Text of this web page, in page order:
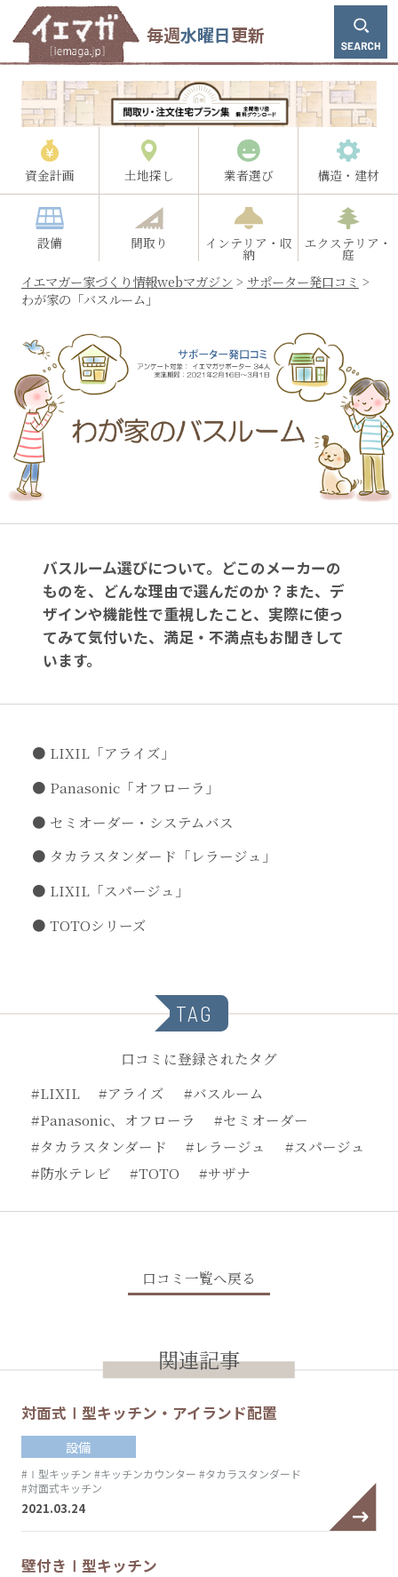
毎週水曜日更新
資金計画 土地探し 業者選び 構造・建材
設備 間取り インテリア・収
納
エクステリア・
庭
イエマガー家づくり情報webマガジン > サポーター発口コミ >
わが家の「バスルーム」
バスルーム選びについて。どこのメーカーの
ものを、どんな理由で選んだのか？また、デ
ザインや機能性で重視したこと、実際に使っ
てみて気付いた、満足・不満点もお聞きして
います。
LIXIL「アライズ」
Panasonic「オフローラ」
セミオーダー・システムバス
タカラスタンダード「レラージュ」
LIXIL「スパージュ」
TOTOシリーズ
TAG
口コミに登録されたタグ
#LIXIL
#アライズ
#バスルーム
#Panasonic、オフローラ
#セミオーダー
#タカラスタンダード
#レラージュ
#スパージュ
#防水テレビ
#TOTO #サザナ
口コミ一覧へ戻る
関連記事
対面式Ⅰ型キッチン・アイランド配置
設備
#Ⅰ型キッチン #キッチンカウンター #タカラスタンダード
#対面式キッチン
2021.03.24
壁付きⅠ型キッチン